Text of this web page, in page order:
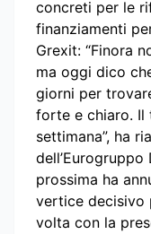
concreti per le
finanziamenti
Grexit: “Finora
ma oggi dico
giorni per
forte e chiaro. Il
settimana”, ha
prossima ha
vertice decisivo
volta con la